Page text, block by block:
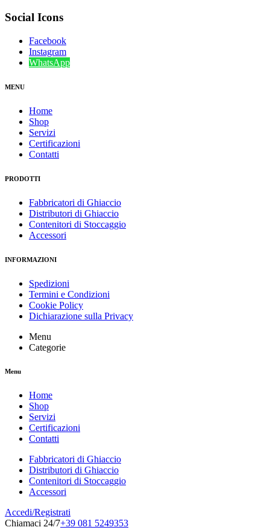
Social Icons
Facebook
Instagram
WhatsApp
MENU
Home
Shop
Servizi
Certificazioni
Contatti
PRODOTTI
Fabbricatori di Ghiaccio
Distributori di Ghiaccio
Contenitori di Stoccaggio
Accessori
INFORMAZIONI
Spedizioni
Termini e Condizioni
Cookie Policy
Dichiarazione sulla Privacy
Menu
Categorie
Menu
Home
Shop
Servizi
Certificazioni
Contatti
Fabbricatori di Ghiaccio
Distributori di Ghiaccio
Contenitori di Stoccaggio
Accessori
Accedi/Registrati
Chiamaci 24/7+39 081 5249353